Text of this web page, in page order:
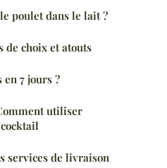
poulet dans le lait ?
de choix et atouts
7 jours ?
utiliser
services de livraison